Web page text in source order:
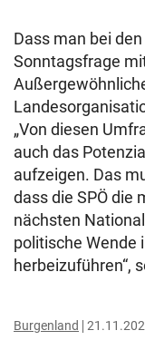
Dass man bei
Sonntagsfrage
„Von diesen
auch das
aufzeigen. Das
dass die SPÖ die
nächsten
politische Wende
herbeizuführen“,
Burgenland